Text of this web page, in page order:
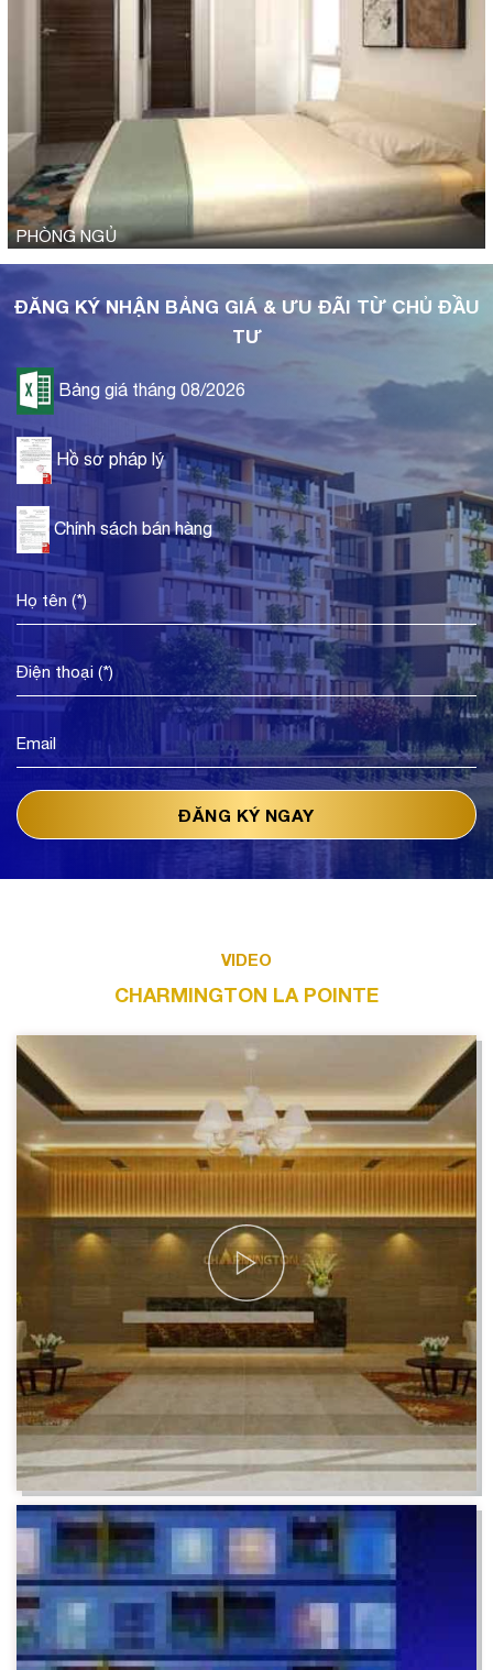
PHÒNG NGỦ
ĐĂNG KÝ NHẬN BẢNG GIÁ & ƯU ĐÃI TỪ CHỦ ĐẦU
TƯ
Bảng giá tháng 08/2026
Hồ sơ pháp lý
Chính sách bán hàng
VIDEO
CHARMINGTON LA POINTE